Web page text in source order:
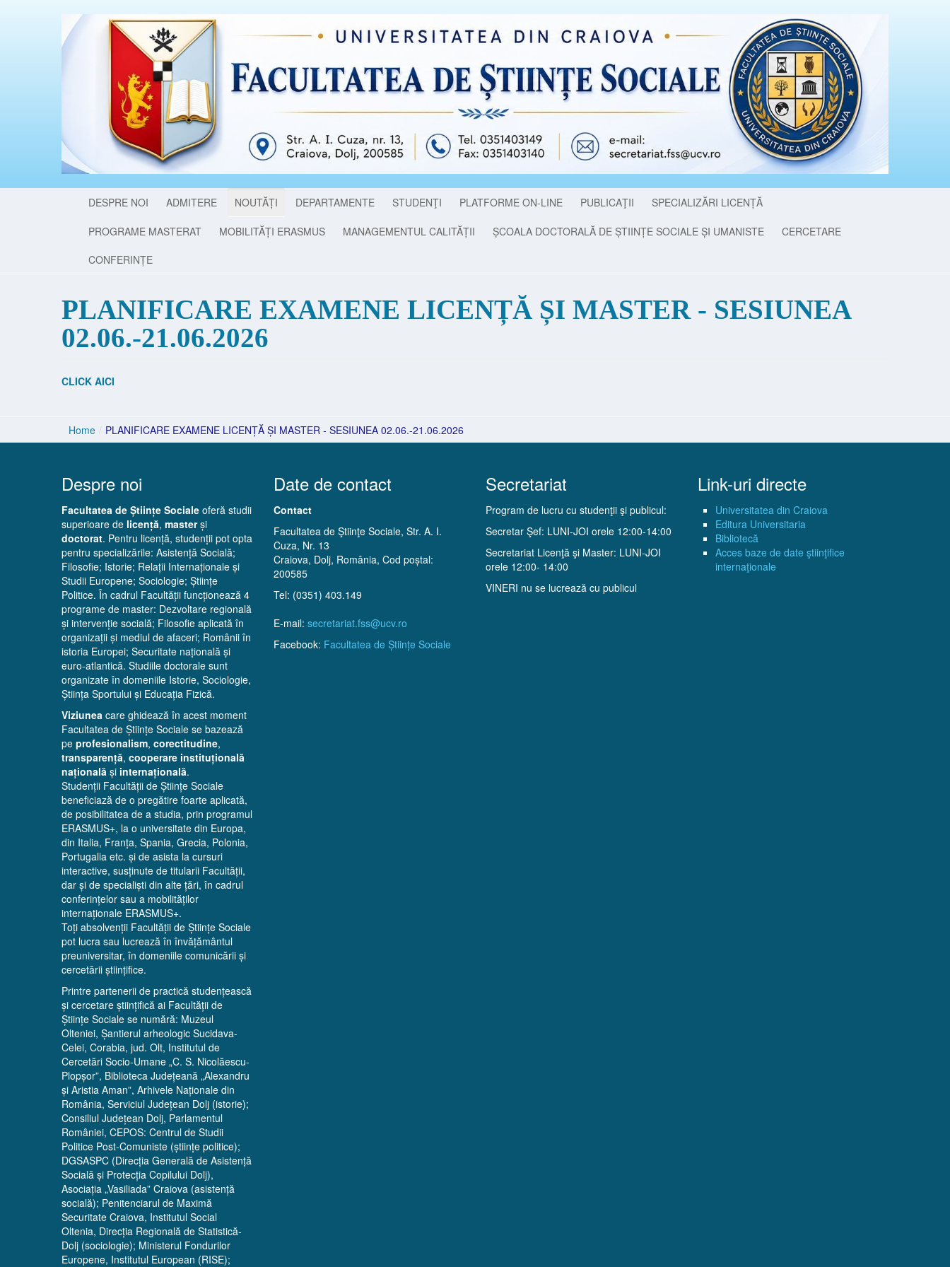
DESPRE NOI ADMITERE NOUTĂȚI DEPARTAMENTE STUDENŢI PLATFORME ON-LINE PUBLICAŢII SPECIALIZĂRI LICENȚĂ
PROGRAME MASTERAT MOBILITĂȚI ERASMUS MANAGEMENTUL CALITĂȚII ȘCOALA DOCTORALĂ DE ȘTIINȚE SOCIALE ȘI UMANISTE
CERCETARE
CONFERINȚE
PLANIFICARE EXAMENE LICENȚĂ ȘI MASTER - SESIUNEA
02.06.-21.06.2026
CLICK AICI
Home / PLANIFICARE EXAMENE LICENȚĂ ȘI MASTER - SESIUNEA 02.06.-21.06.2026
Despre noi
Facultatea de Științe Sociale oferă studii
superioare de licență, masterși
doctorat. Pentru licență, studenții pot opta
pentru specializările: Asistență Socială;
Filosofie; Istorie; Relații Internaționale și
Studii Europene; Sociologie; Științe
Politice. În cadrul Facultății funcționează 4
programe de master: Dezvoltare regională
și intervenție socială; Filosofie aplicată în
organizații și mediul de afaceri; Românii în
istoria Europei; Securitate națională și
euro-atlantică. Studiile doctorale sunt
organizate în domeniile Istorie, Sociologie,
Știința Sportului și Educația Fizică.
Viziunea care ghidează în acest moment
Facultatea de Științe Sociale se bazează
pe profesionalism, corectitudine,
transparență, cooperare instituțională
națională și internațională.
Studenții Facultății de Științe Sociale
beneficiază de o pregătire foarte aplicată,
de posibilitatea de a studia, prin programul
ERASMUS+, la o universitate din Europa,
din Italia, Franța, Spania, Grecia, Polonia,
Portugalia etc. și de asista la cursuri
interactive, susținute de titularii Facultății,
dar și de specialiști din alte țări, în cadrul
conferințelor sau a mobilităților
internaționale ERASMUS+.
Toți absolvenții Facultății de Științe Sociale
pot lucra sau lucrează în învățământul
preuniversitar, în domeniile comunicării și
cercetării științifice.
Printre partenerii de practică studențească
și cercetare științifică ai Facultății de
Științe Sociale se numără: Muzeul
Olteniei, Șantierul arheologic Sucidava-
Celei, Corabia, jud. Olt, Institutul de
Cercetări Socio-Umane „C. S. Nicolăescu-
Plopșor”, Biblioteca Județeană „Alexandru
și Aristia Aman”, Arhivele Naționale din
România, Serviciul Județean Dolj (istorie);
Consiliul Județean Dolj, Parlamentul
României, CEPOS: Centrul de Studii
Politice Post-Comuniste (științe politice);
DGSASPC (Direcția Generală de Asistență
Socială și Protecția Copilului Dolj),
Asociația „Vasiliada” Craiova (asistență
socială); Penitenciarul de Maximă
Securitate Craiova, Institutul Social
Oltenia, Direcția Regională de Statistică-
Dolj (sociologie); Ministerul Fondurilor
Europene, Institutul European (RISE);
Date de contact
Contact
Facultatea de Ştiinţe Sociale, Str. A. I.
Cuza, Nr. 13
Craiova, Dolj, România, Cod poștal:
200585
Tel: (0351) 403.149
E-mail: secretariat.fss@ucv.ro
Facebook: Facultatea de Științe Sociale
Secretariat
Program de lucru cu studenţii şi publicul:
Secretar Şef: LUNI-JOI orele 12:00-14:00
Secretariat Licenţă şi Master: LUNI-JOI
orele 12:00- 14:00
VINERI nu se lucrează cu publicul
Link-uri directe
Universitatea din Craiova
Editura Universitaria
Bibliotecă
Acces baze de date ştiinţifice
internaţionale